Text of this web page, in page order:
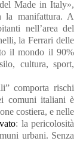
Made in Italy»,
la manifattura. A
nell’area del
la Ferrari delle
il mondo il 90%
cultura, sport,
comporta rischi
comuni italiani è
costiera, e nelle
: la pericolosità
urbani. Senza